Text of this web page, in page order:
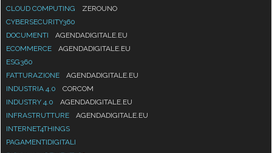
CLOUD COMPUTING
ZEROUNO
CYBERSECURITY360
DOCUMENTI
AGENDADIGITALE.EU
ECOMMERCE
AGENDADIGITALE.EU
ESG360
FATTURAZIONE
AGENDADIGITALE.EU
INDUSTRIA 4.0
CORCOM
INDUSTRY 4.0
AGENDADIGITALE.EU
INFRASTRUTTURE
AGENDADIGITALE.EU
INTERNET4THINGS
PAGAMENTIDIGITALI